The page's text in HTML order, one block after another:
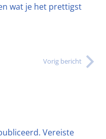
wat je het prettigst
Vorig bericht
Vereiste